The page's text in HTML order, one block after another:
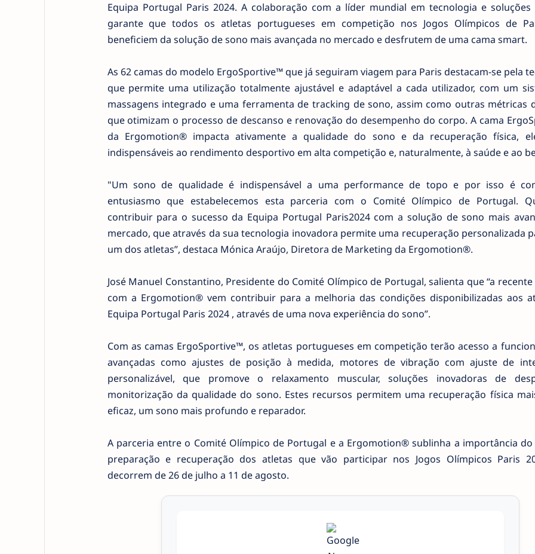
Equipa Portugal Paris 2024. A colaboração com a líder mundial em tecnologia e soluções
garante que todos os atletas portugueses em competição nos Jogos Olímpicos de
beneficiem da solução de sono mais avançada no mercado e desfrutem de uma cama smart.
As 62 camas do modelo ErgoSportive™ que já seguiram viagem para Paris destacam-se pela
que permite uma utilização totalmente ajustável e adaptável a cada utilizador, com um
massagens integrado e uma ferramenta de tracking de sono, assim como outras métricas
que otimizam o processo de descanso e renovação do desempenho do corpo. A cama
da Ergomotion® impacta ativamente a qualidade do sono e da recuperação física,
indispensáveis ao rendimento desportivo em alta competição e, naturalmente, à saúde e ao
"Um sono de qualidade é indispensável a uma performance de topo e por isso é
entusiasmo que estabelecemos esta parceria com o Comité Olímpico de Portugal.
contribuir para o sucesso da Equipa Portugal Paris2024 com a solução de sono mais
mercado, que através da sua tecnologia inovadora permite uma recuperação personalizada
um dos atletas”, destaca Mónica Araújo, Diretora de Marketing da Ergomotion®.
José Manuel Constantino, Presidente do Comité Olímpico de Portugal, salienta que “a
com a Ergomotion® vem contribuir para a melhoria das condições disponibilizadas aos
Equipa Portugal Paris 2024 , através de uma nova experiência do sono”.
Com as camas ErgoSportive™, os atletas portugueses em competição terão acesso a
avançadas como ajustes de posição à medida, motores de vibração com ajuste de
personalizável, que promove o relaxamento muscular, soluções inovadoras de
monitorização da qualidade do sono. Estes recursos permitem uma recuperação física
eficaz, um sono mais profundo e reparador.
A parceria entre o Comité Olímpico de Portugal e a Ergomotion® sublinha a importância
preparação e recuperação dos atletas que vão participar nos Jogos Olímpicos Paris
decorrem de 26 de julho a 11 de agosto.